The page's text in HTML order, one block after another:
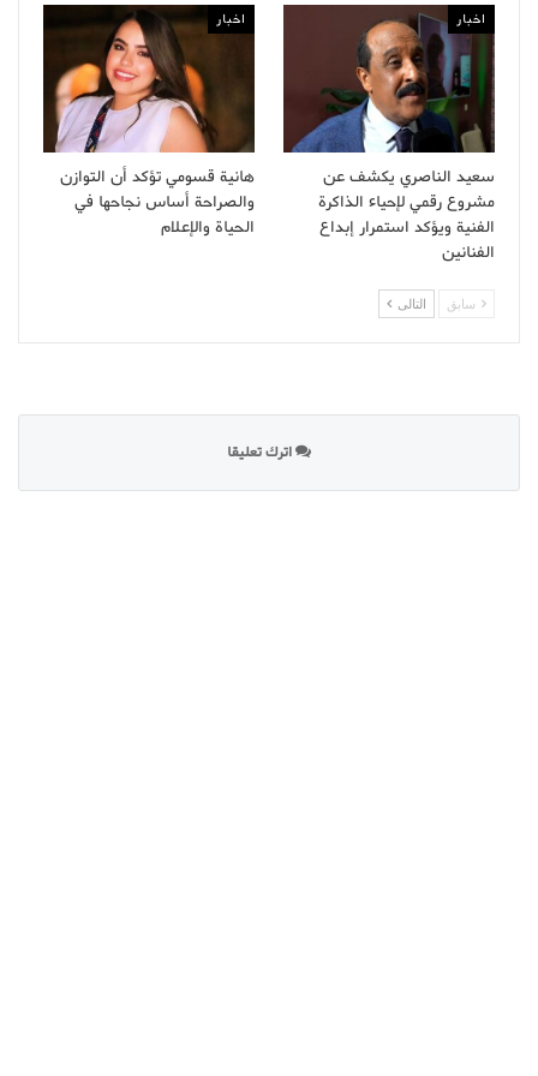
اخبار
سعيد الناصري يكشف عن
مشروع رقمي لإحياء الذاكرة
الفنية ويؤكد استمرار إبداع
الفنانين
اخبار
هانية قسومي تؤكد أن التوازن
والصراحة أساس نجاحها في
الحياة والإعلام
سابق التالى
اترك تعليقا